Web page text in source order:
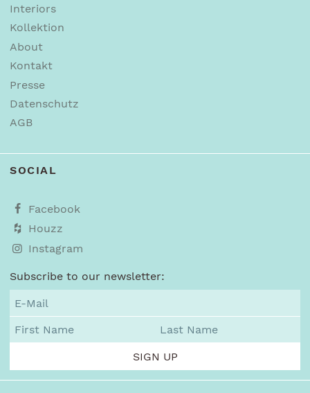
Interiors
Kollektion
About
Kontakt
Presse
Datenschutz
AGB
SOCIAL
Facebook
Houzz
Instagram
Subscribe to our newsletter: